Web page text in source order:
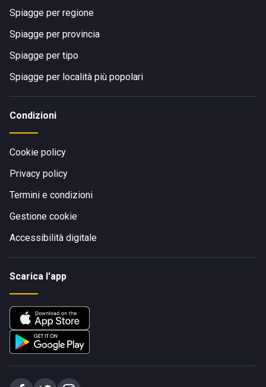
Spiagge per regione
Spiagge per provincia
Spiagge per tipo
Spiagge per località più popolari
Condizioni
Cookie policy
Privacy policy
Termini e condizioni
Gestione cookie
Accessibilità digitale
Scarica l'app